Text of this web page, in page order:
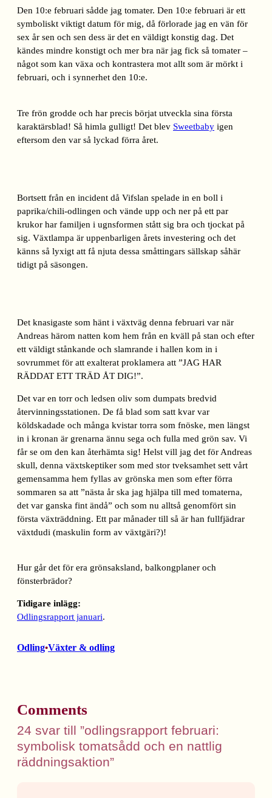
Den 10:e februari sådde jag tomater. Den 10:e februari är ett
symboliskt viktigt datum för mig, då förlorade jag en vän för
sex år sen och sen dess är det en väldigt konstig dag. Det
kändes mindre konstigt och mer bra när jag fick så tomater –
något som kan växa och kontrastera mot allt som är mörkt i
februari, och i synnerhet den 10:e.
Tre frön grodde och har precis börjat utveckla sina första
karaktärsblad! Så himla gulligt! Det blev Sweetbaby igen
eftersom den var så lyckad förra året.
Bortsett från en incident då Vifslan spelade in en boll i
paprika/chili-odlingen och vände upp och ner på ett par
krukor har familjen i ugnsformen stått sig bra och tjockat på
sig. Växtlampa är uppenbarligen årets investering och det
känns så lyxigt att få njuta dessa småttingars sällskap såhär
tidigt på säsongen.
Det knasigaste som hänt i växtväg denna februari var när
Andreas härom natten kom hem från en kväll på stan och efter
ett väldigt stånkande och slamrande i hallen kom in i
sovrummet för att exalterat proklamera att ”JAG HAR
RÄDDAT ETT TRÄD ÅT DIG!”.
Det var en torr och ledsen oliv som dumpats bredvid
återvinningsstationen. De få blad som satt kvar var
köldskadade och många kvistar torra som fnöske, men längst
in i kronan är grenarna ännu sega och fulla med grön sav. Vi
får se om den kan återhämta sig! Helst vill jag det för Andreas
skull, denna växtskeptiker som med stor tveksamhet sett vårt
gemensamma hem fyllas av grönska men som efter förra
sommaren sa att ”nästa år ska jag hjälpa till med tomaterna,
det var ganska fint ändå” och som nu alltså genomfört sin
första växträddning. Ett par månader till så är han fullfjädrar
växtdudi (maskulin form av växtgäri?)!
Hur går det för era grönsaksland, balkongplaner och
fönsterbrädor?
Tidigare inlägg:
Odlingsrapport januari.
Odling•Växter & odling
Comments
24 svar till ”odlingsrapport februari:
symbolisk tomatsådd och en nattlig
räddningsaktion”